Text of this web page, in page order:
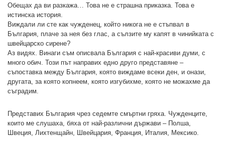
Обещах да ви разкажа… Това не е страшна приказка. Това е
истинска история.
Виждали ли сте как чужденец, който никога не е стъпвал в
България, плаче за нея без глас, а сълзите му капят в чинийката с
швейцарско сирене?
Аз видях. Винаги съм описвала България с най-красиви думи, с
много обич. Този път направих едно друго представяне –
съпоставка между България, която виждаме всеки ден, и онази,
другата, за която копнеем, която изгубихме, която не можахме да
съградим.
Представих България чрез седемте смъртни гряха. Чужденците,
които ме слушаха, бяха от най-различни държави – Полша,
Швеция, Лихтенщайн, Швейцария, Франция, Италия, Мексико.